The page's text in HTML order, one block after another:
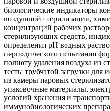
биологические индикаторы
воздушной стерилизации,
концентраций рабочих
стерилизующих средств,
определения рН водных
периодического испытания
полноту удаления воздуха из
тесты трубчатой загрузки для
из камеры паровых
упаковочные материалы,
условий хранения и
иммунобиологических